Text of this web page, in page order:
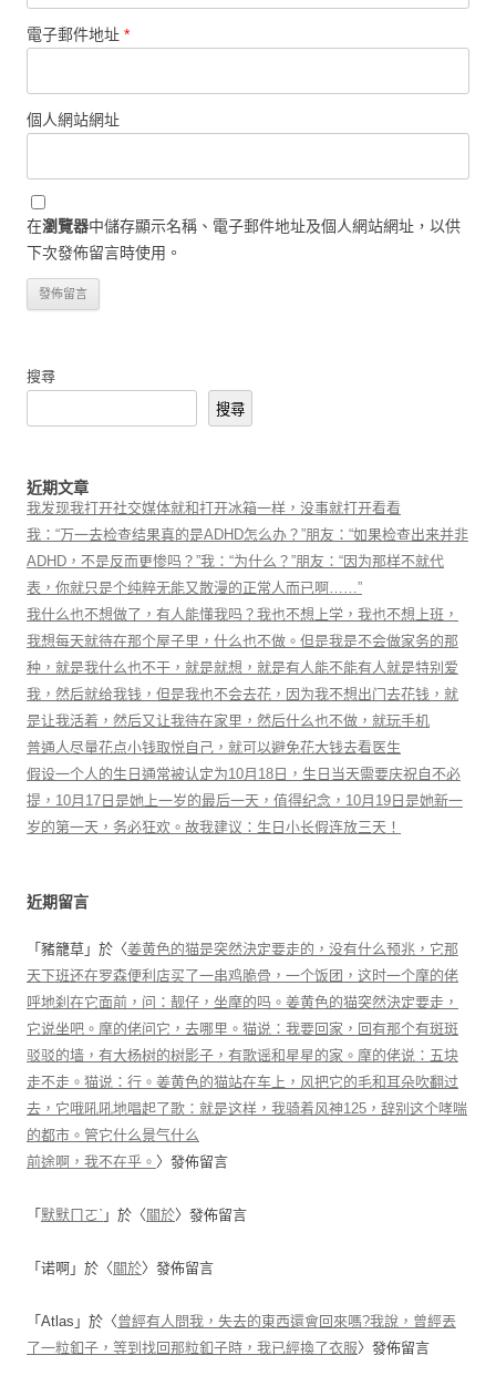
電子郵件地址 *
個人網站網址
在瀏覽器中儲存顯示名稱、電子郵件地址及個人網站網址，以供
下次發佈留言時使用。
搜尋
搜尋
近期文章
我发现我打开社交媒体就和打开冰箱一样，没事就打开看看
我：“万一去检查结果真的是ADHD怎么办？”朋友：“如果检查出来并非
ADHD，不是反而更惨吗？”我：“为什么？”朋友：“因为那样不就代
表，你就只是个纯粹无能又散漫的正常人而已啊……”
我什么也不想做了，有人能懂我吗？我也不想上学，我也不想上班，
我想每天就待在那个屋子里，什么也不做。但是我是不会做家务的那
种，就是我什么也不干，就是就想，就是有人能不能有人就是特别爱
我，然后就给我钱，但是我也不会去花，因为我不想出门去花钱，就
是让我活着，然后又让我待在家里，然后什么也不做，就玩手机
普通人尽量花点小钱取悦自己，就可以避免花大钱去看医生
假设一个人的生日通常被认定为10月18日，生日当天需要庆祝自不必
提，10月17日是她上一岁的最后一天，值得纪念，10月19日是她新一
岁的第一天，务必狂欢。故我建议：生日小长假连放三天！
近期留言
「 豬籠草 」於〈姜黄色的猫是突然決定要走的，没有什么预兆，它那
天下班还在罗森便利店买了一串鸡脆骨，一个饭团，这时一个摩的佬
呼地刹在它面前，问：靓仔，坐摩的吗。姜黄色的猫突然決定要走，
它说坐吧。摩的佬问它，去哪里。猫说：我要回家，回有那个有斑斑
驳驳的墙，有大杨树的树影子，有歌谣和星星的家。摩的佬说：五块
走不走。猫说：行。姜黄色的猫站在车上，风把它的毛和耳朵吹翻过
去，它哦吼吼地唱起了歌：就是这样，我骑着风神125，辞别这个哮喘
的都市。管它什么景气什么
前途啊，我不在乎。 〉發佈留言
「 默默ㄇㄛˋ 」於〈 關於〉發佈留言
「 诺啊 」於〈 關於〉發佈留言
「 Atlas 」於〈曾經有人問我，失去的東西還會回來嗎?我說，曾經丟
了一粒釦子，等到找回那粒釦子時，我已經換了衣服〉發佈留言